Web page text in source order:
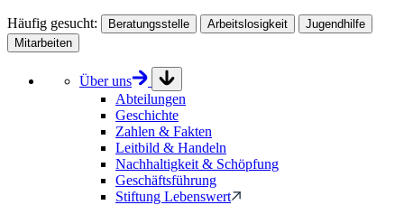
Häufig gesucht: Beratungsstelle Arbeitslosigkeit
Jugendhilfe
Mitarbeiten
Über uns
Abteilungen
Geschichte
Zahlen & Fakten
Leitbild & Handeln
Nachhaltigkeit & Schöpfung
Geschäftsführung
Stiftung Lebenswert